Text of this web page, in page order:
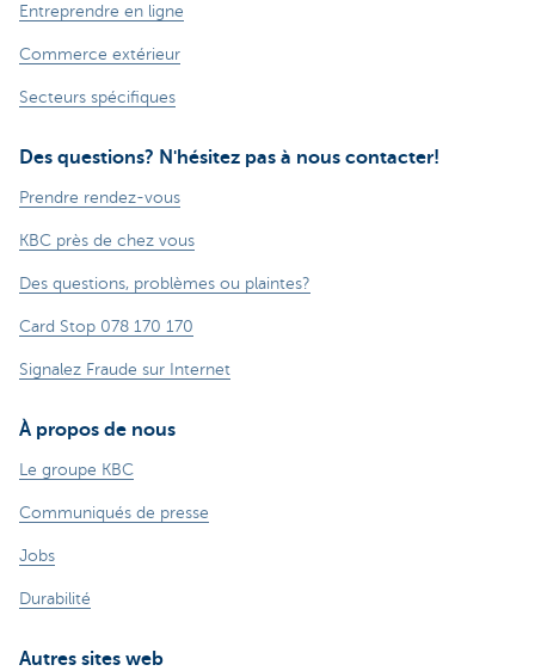
Entreprendre en ligne
Commerce extérieur
Secteurs spécifiques
Des questions? N'hésitez pas à nous contacter!
Prendre rendez-vous
KBC près de chez vous
Des questions, problèmes ou plaintes?
Card Stop 078 170 170
Signalez Fraude sur Internet
À propos de nous
Le groupe KBC
Communiqués de presse
Jobs
Durabilité
Autres sites web